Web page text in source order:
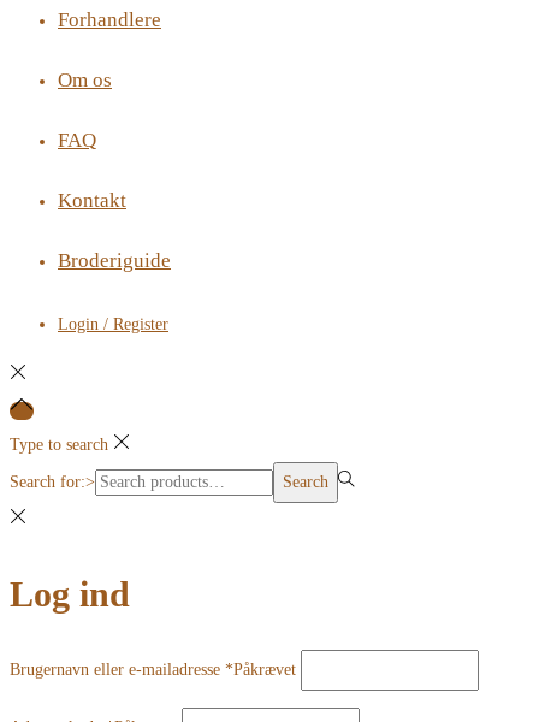
Forhandlere
Om os
FAQ
Kontakt
Broderiguide
Login / Register
Type to search
Search for:> Search
Log ind
Brugernavn eller e-mailadresse *Påkrævet